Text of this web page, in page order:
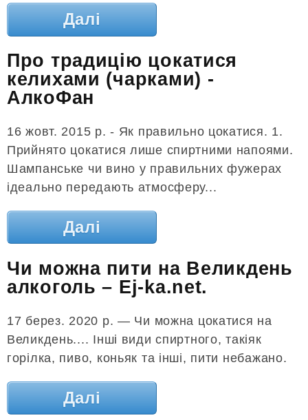
Далі
Про традицію цокатися
келихами (чарками) -
АлкоФан
16 жовт. 2015 р. - Як правильно цокатися. 1.
Прийнято цокатися лише спиртними напоями.
Шампанське чи вино у правильних фужерах
ідеально передають атмосферу...
Далі
Чи можна пити на Великдень
алкоголь – Ej-ka.net.
17 берез. 2020 р. — Чи можна цокатися на
Великдень.... Інші види спиртного, такіяк
горілка, пиво, коньяк та інші, пити небажано.
Далі